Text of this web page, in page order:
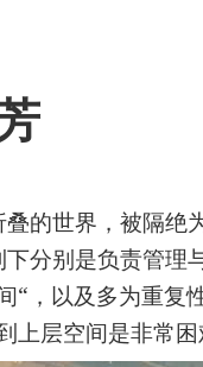
叠的世界，被隔绝
分别是负责管理
“，以及多为重复
层空间是非常困